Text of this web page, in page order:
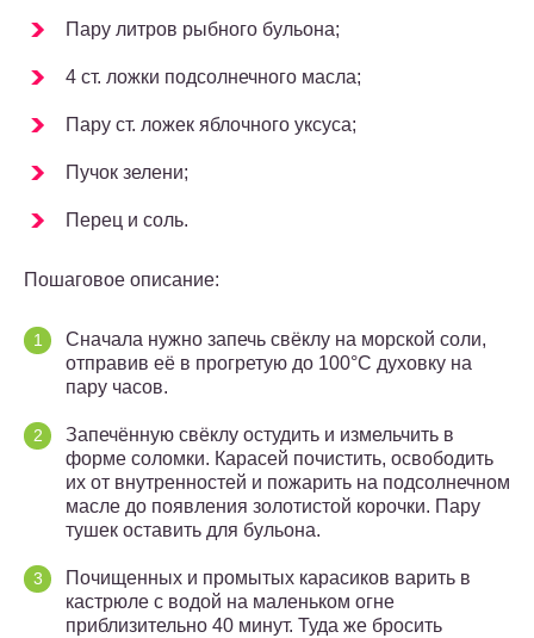
Пару литров рыбного бульона;
4 ст. ложки подсолнечного масла;
Пару ст. ложек яблочного уксуса;
Пучок зелени;
Перец и соль.
Пошаговое описание:
Сначала нужно запечь свёклу на морской соли,
отправив её в прогретую до 100°С духовку на
пару часов.
Запечённую свёклу остудить и измельчить в
форме соломки. Карасей почистить, освободить
их от внутренностей и пожарить на подсолнечном
масле до появления золотистой корочки. Пару
тушек оставить для бульона.
Почищенных и промытых карасиков варить в
кастрюле с водой на маленьком огне
приблизительно 40 минут. Туда же бросить